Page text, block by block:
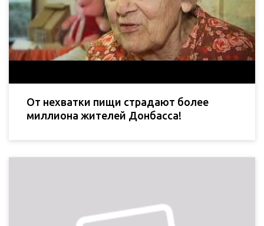
От нехватки пищи страдают более
миллиона жителей Донбасса!